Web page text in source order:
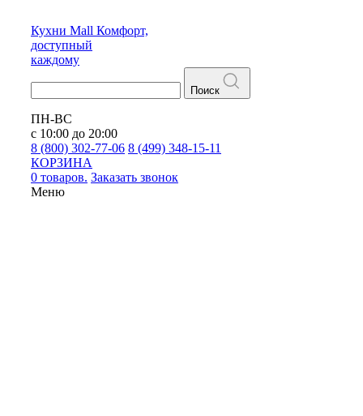
Кухни Mall Комфорт,
доступный
каждому
Поиск
ПН-ВС
с 10:00 до 20:00
8 (800) 302-77-06 8 (499) 348-15-11
КОРЗИНА
0 товаров. Заказать звонок
Меню